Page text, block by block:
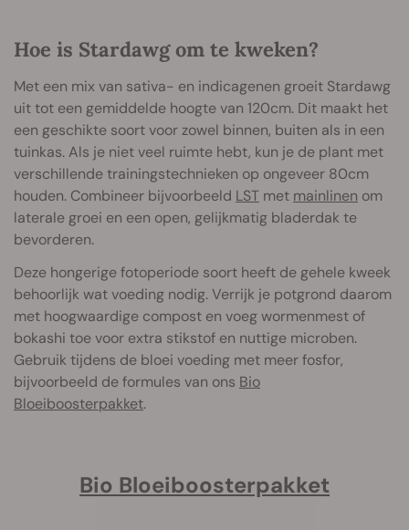
Hoe is Stardawg om te kweken?
Met een mix van sativa- en indicagenen groeit Stardawg
uit tot een gemiddelde hoogte van 120cm. Dit maakt het
een geschikte soort voor zowel binnen, buiten als in een
tuinkas. Als je niet veel ruimte hebt, kun je de plant met
verschillende trainingstechnieken op ongeveer 80cm
houden. Combineer bijvoorbeeld LST met mainlinen om
laterale groei en een open, gelijkmatig bladerdak te
bevorderen.
Deze hongerige fotoperiode soort heeft de gehele kweek
behoorlijk wat voeding nodig. Verrijk je potgrond daarom
met hoogwaardige compost en voeg wormenmest of
bokashi toe voor extra stikstof en nuttige microben.
Gebruik tijdens de bloei voeding met meer fosfor,
bijvoorbeeld de formules van ons Bio
Bloeiboosterpakket.
Bio Bloeiboosterpakket